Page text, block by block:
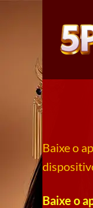
content
Baixe o
Baixe o